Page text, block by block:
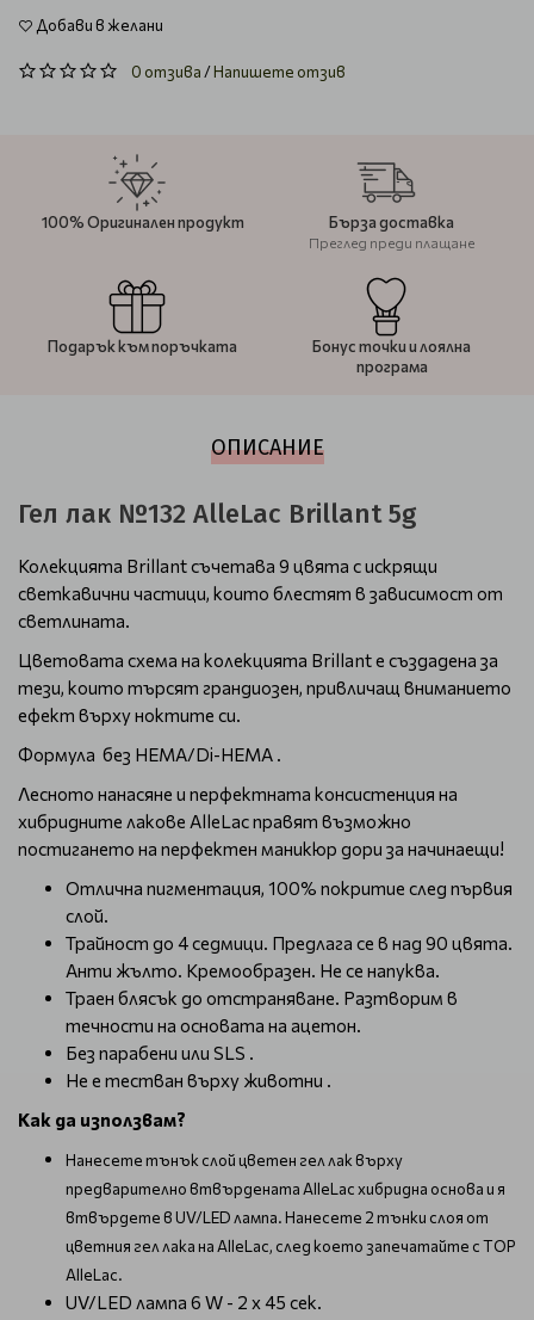
Добави в желани
0 отзива/Напишете отзив
100% Оригинален продукт Бърза доставка
Преглед преди плащане
Подарък към поръчката
Бонус точки и лоялна
програма
ОПИСАНИЕ
Гел лак №132 AlleLac Brillant 5g
Колекцията Brillant съчетава 9 цвята с искрящи
светкавични частици, които блестят в зависимост от
светлината.
Цветовата схема на колекцията Brillant е създадена за
тези, които търсят грандиозен, привличащ вниманието
ефект върху ноктите си.
Формула без HEMA/Di-HEMA .
Лесното нанасяне и перфектната консистенция на
хибридните лакове AlleLac правят възможно
постигането на перфектен маникюр дори за начинаещи!
Отлична пигментация, 100% покритие след първия
слой.
Трайност до 4 седмици. Предлага се в над 90 цвята.
Анти жълто. Кремообразен. Не се напуква.
Траен блясък до отстраняване. Разтворим в
течности на основата на ацетон.
Без парабени или SLS .
Не е тестван върху животни .
Как да използвам?
Нанесете тънък слой цветен гел лак върху
предварително втвърдената AlleLac хибридна основа и я
втвърдете в UV/LED лампа. Нанесете 2 тънки слоя от
цветния гел лака на AlleLac, след което запечатайте с TOP
AlleLac.
UV/LED лампа 6 W - 2 х 45 сек.